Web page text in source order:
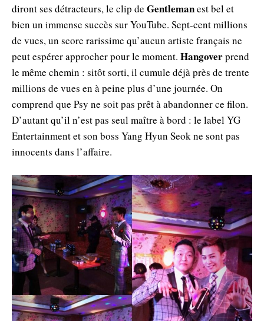
diront ses détracteurs, le clip de Gentlemanest bel et
bien un immense succès sur YouTube. Sept-cent millions
de vues, un score rarissime qu’aucun artiste français ne
peut espérer approcher pour le moment. Hangoverprend
le même chemin : sitôt sorti, il cumule déjà près de trente
millions de vues en à peine plus d’une journée. On
comprend que Psy ne soit pas prêt à abandonner ce filon.
D’autant qu’il n’est pas seul maître à bord : le label YG
Entertainment et son boss Yang Hyun Seok ne sont pas
innocents dans l’affaire.